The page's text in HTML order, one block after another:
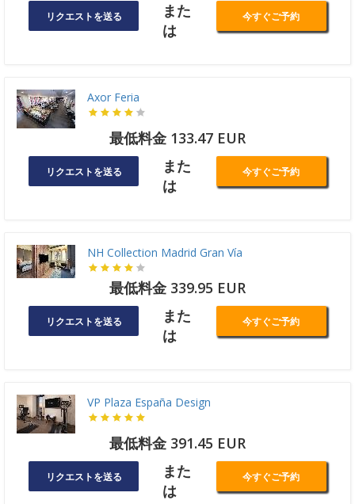
リクエストを送る
また
は
今すぐご予約
Axor Feria
最低料金 133.47 EUR
リクエストを送る
また
は
今すぐご予約
NH Collection Madrid Gran Vía
最低料金 339.95 EUR
リクエストを送る
また
は
今すぐご予約
VP Plaza España Design
最低料金 391.45 EUR
リクエストを送る
また
は
今すぐご予約